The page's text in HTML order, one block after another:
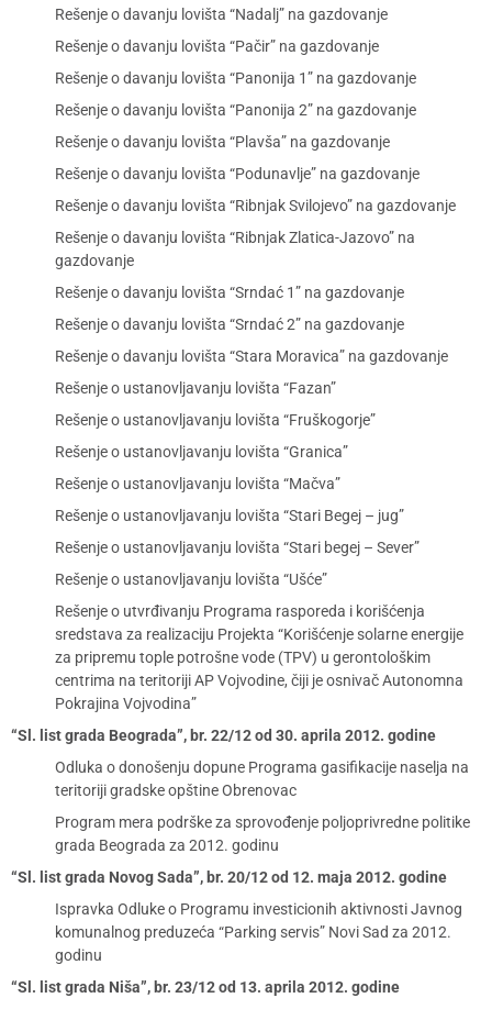
Rešenje o davanju lovišta “Nadalj” na gazdovanje
Rešenje o davanju lovišta “Pačir” na gazdovanje
Rešenje o davanju lovišta “Panonija 1” na gazdovanje
Rešenje o davanju lovišta “Panonija 2” na gazdovanje
Rešenje o davanju lovišta “Plavša” na gazdovanje
Rešenje o davanju lovišta “Podunavlje” na gazdovanje
Rešenje o davanju lovišta “Ribnjak Svilojevo” na gazdovanje
Rešenje o davanju lovišta “Ribnjak Zlatica-Jazovo” na
gazdovanje
Rešenje o davanju lovišta “Srndać 1” na gazdovanje
Rešenje o davanju lovišta “Srndać 2” na gazdovanje
Rešenje o davanju lovišta “Stara Moravica” na gazdovanje
Rešenje o ustanovljavanju lovišta “Fazan”
Rešenje o ustanovljavanju lovišta “Fruškogorje”
Rešenje o ustanovljavanju lovišta “Granica”
Rešenje o ustanovljavanju lovišta “Mačva”
Rešenje o ustanovljavanju lovišta “Stari Begej – jug”
Rešenje o ustanovljavanju lovišta “Stari begej – Sever”
Rešenje o ustanovljavanju lovišta “Ušće”
Rešenje o utvrđivanju Programa rasporeda i korišćenja
sredstava za realizaciju Projekta “Korišćenje solarne energije
za pripremu tople potrošne vode (TPV) u gerontološkim
centrima na teritoriji AP Vojvodine, čiji je osnivač Autonomna
Pokrajina Vojvodina”
“Sl. list grada Beograda”, br. 22/12 od 30. aprila 2012. godine
Odluka o donošenju dopune Programa gasifikacije naselja na
teritoriji gradske opštine Obrenovac
Program mera podrške za sprovođenje poljoprivredne politike
grada Beograda za 2012. godinu
“Sl. list grada Novog Sada”, br. 20/12 od 12. maja 2012. godine
Ispravka Odluke o Programu investicionih aktivnosti Javnog
komunalnog preduzeća “Parking servis” Novi Sad za 2012.
godinu
“Sl. list grada Niša”, br. 23/12 od 13. aprila 2012. godine